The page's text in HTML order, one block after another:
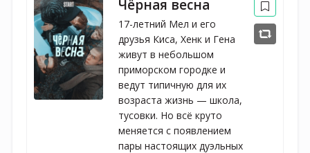
Чёрная весна
17-летний Мел и его
друзья Киса, Хенк и Гена
живут в небольшом
приморском городке и
ведут типичную для их
возраста жизнь — школа,
тусовки. Но всё круто
меняется с появлением
пары настоящих дуэльных